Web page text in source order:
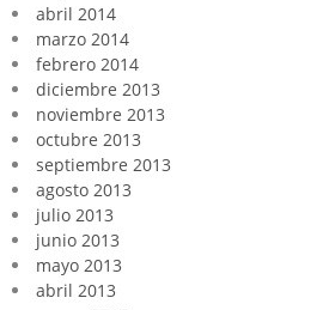
abril 2014
marzo 2014
febrero 2014
diciembre 2013
noviembre 2013
octubre 2013
septiembre 2013
agosto 2013
julio 2013
junio 2013
mayo 2013
abril 2013